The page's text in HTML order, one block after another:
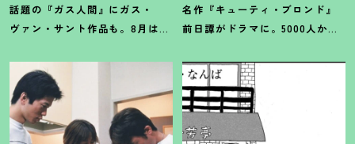
話題の『ガス人間』にガス・
ヴァン・サント作品も。8月は
せない！
名作『キューティ・ブロンド』
前日譚がドラマに。5000人から
タビュー